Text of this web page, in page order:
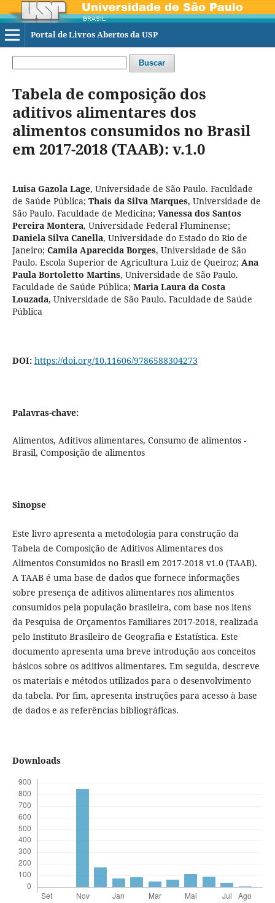
Portal de Livros Abertos da USP
Buscar
Tabela de composição dos
aditivos alimentares dos
alimentos consumidos no Brasil
em 2017-2018 (TAAB): v.1.0
Luisa Gazola Lage, Universidade de São Paulo. Faculdade
de Saúde Pública; Thais da Silva Marques, Universidade de
São Paulo. Faculdade de Medicina; Vanessa dos Santos
Pereira Montera, Universidade Federal Fluminense;
Daniela Silva Canella, Universidade do Estado do Rio de
Janeiro; Camila Aparecida Borges, Universidade de São
Paulo. Escola Superior de Agricultura Luiz de Queiroz; Ana
Paula Bortoletto Martins, Universidade de São Paulo.
Faculdade de Saúde Pública; Maria Laura da Costa
Louzada, Universidade de São Paulo. Faculdade de Saúde
Pública
DOI: https://doi.org/10.11606/9786588304273
Palavras-chave:
Alimentos, Aditivos alimentares, Consumo de alimentos -
Brasil, Composição de alimentos
Sinopse
Este livro apresenta a metodologia para construção da
Tabela de Composição de Aditivos Alimentares dos
Alimentos Consumidos no Brasil em 2017-2018 v1.0 (TAAB).
A TAAB é uma base de dados que fornece informações
sobre presença de aditivos alimentares nos alimentos
consumidos pela população brasileira, com base nos itens
da Pesquisa de Orçamentos Familiares 2017-2018, realizada
pelo Instituto Brasileiro de Geografia e Estatística. Este
documento apresenta uma breve introdução aos conceitos
básicos sobre os aditivos alimentares. Em seguida, descreve
os materiais e métodos utilizados para o desenvolvimento
da tabela. Por fim, apresenta instruções para acesso à base
de dados e as referências bibliográficas.
Downloads